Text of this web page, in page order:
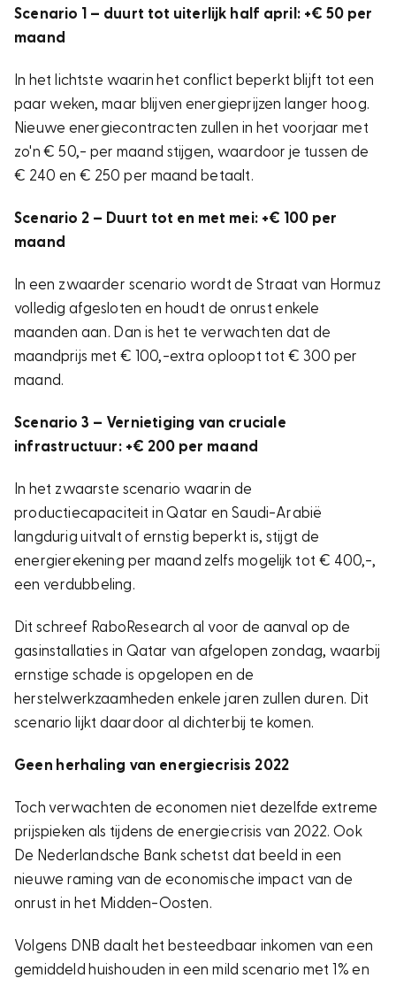
laag:nog maar 6,2%.
De gasprijs zo'n 60% gestegen op de beurs:
Scenario 1 – duurt tot uiterlijk half april: +€ 50 per
maand
In het lichtste waarin het conflict beperkt blijft tot een
paar weken, maar blijven energieprijzen langer hoog.
Nieuwe energiecontracten zullen in het voorjaar met
zo'n € 50,- per maand stijgen, waardoor je tussen de
€ 240 en € 250 per maand betaalt.
Scenario 2 – Duurt tot en met mei: +€ 100 per
maand
In een zwaarder scenario wordt de Straat van Hormuz
volledig afgesloten en houdt de onrust enkele
maanden aan. Dan is het te verwachten dat de
maandprijs met € 100,-extra oploopt tot € 300 per
maand.
Scenario 3 – Vernietiging van cruciale
infrastructuur: +€ 200 per maand
In het zwaarste scenario waarin de
productiecapaciteit in Qatar en Saudi-Arabië
langdurig uitvalt of ernstig beperkt is, stijgt de
energierekening per maand zelfs mogelijk tot € 400,-,
een verdubbeling.
Dit schreef RaboResearch al voor de aanval op de
gasinstallaties in Qatar van afgelopen zondag, waarbij
ernstige schade is opgelopen en de
herstelwerkzaamheden enkele jaren zullen duren. Dit
scenario lijkt daardoor al dichterbij te komen.
Geen herhaling van energiecrisis 2022
Toch verwachten de economen niet dezelfde extreme
prijspieken als tijdens de energiecrisis van 2022. Ook
De Nederlandsche Bank schetst dat beeld in een
nieuwe raming van de economische impact van de
onrust in het Midden-Oosten.
Volgens DNB daalt het besteedbaar inkomen van een
gemiddeld huishouden in een mild scenario met 1% en